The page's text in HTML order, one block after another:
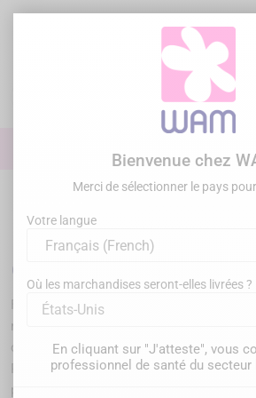
Matériel pour le
de couronne dentaire
Fixée sur une dent pilier ou un moignon
repose sur un ciment de scellement ou
collage dont l’objectif est simple : tenir,
Pourtant, en clinique, le descellement de
partie des situations que vous gérez
Bienvenue chez
Merci de sélectionner le pays
Votre langue
Où les marchandises seront-elles livrées ?
États-Unis
En cliquant sur "J'atteste", vous
professionnel de santé du secteur